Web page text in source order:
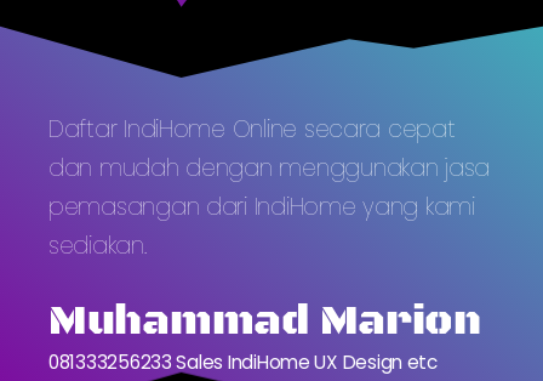
Daftar IndiHome Online secara cepat
dan mudah dengan menggunakan jasa
pemasangan dari IndiHome yang kami
sediakan.
Muhammad Marion
081333256233 Sales IndiHome UX Design etc